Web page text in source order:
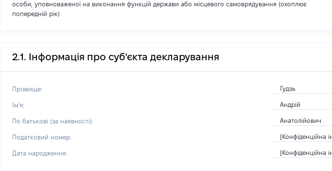
особи, уповноваженої на виконання функцій держави або місцевого самоврядування (охоплює
попередній рік)
2.1. Інформація про суб'єкта декларування
Прізвище: Гудзь
Ім'я: Андрій
По батькові (за наявності): Анатолійович
Податковий номер: [Конфіденційна
Дата народження: [Конфіденційна